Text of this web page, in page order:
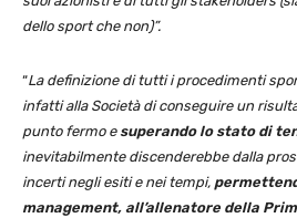
dello sport che non)”.
“La definizione di tutti i procedimenti
infatti alla Società di conseguire un
punto fermo e superando lo stato di
inevitabilmente discenderebbe dalla
incerti negli esiti e nei tempi,
management, all’allenatore della